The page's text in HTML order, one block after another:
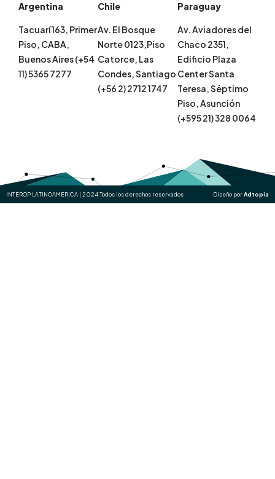
Argentina
Tacuarí 163, Primer
Piso, CABA,
Buenos Aires (+54
11) 5365 7277
Chile
Av. El Bosque
Norte 0123,Piso
Catorce, Las
Condes, Santiago
(+56 2) 2712 1747
Paraguay
Av. Aviadores del
Chaco 2351,
Edificio Plaza
Center Santa
Teresa, Séptimo
Piso, Asunción
(+595 21) 328 0064
INTEROP LATINOAMERICA | 2024 Todos los derechos reservados Diseño porAdtopia